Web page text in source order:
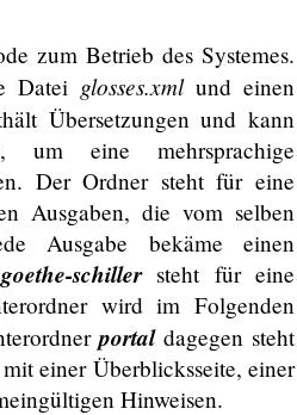
zum Betrieb des Systemes.
Datei glosses.xmlund einen
Übersetzungen und kann
um eine mehrsprachige
Der Ordner steht für eine
Ausgaben, die vom selben
Ausgabe bekäme einen
goethe-schillersteht für eine
wird im Folgenden
portaldagegen steht
einer Überblicksseite, einer
Hinweisen.